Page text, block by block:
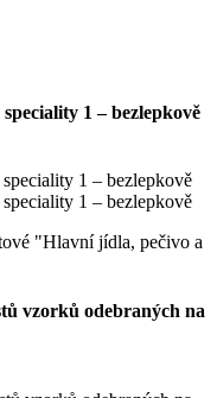
1 – bezlepkově
"Hlavní jídla, pečivo a
vzorků odebraných na